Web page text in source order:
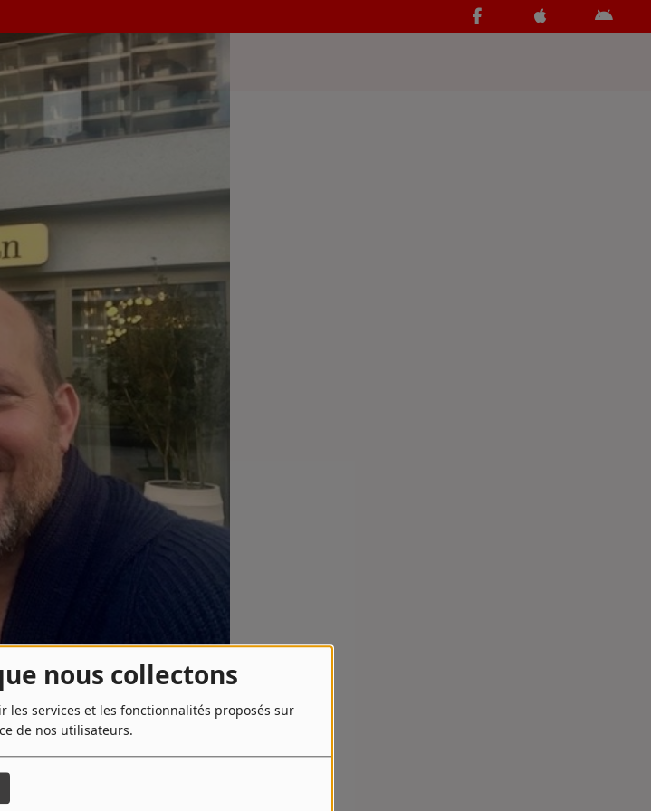
nous collectons
les services et les fonctionnalités proposés sur
de nos utilisateurs.